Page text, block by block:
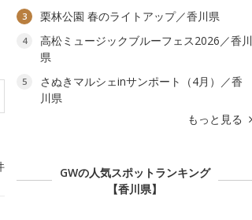
3 栗林公園 春のライトアップ／香川県
4
高松ミュージックブルーフェス2026／香川
県
5
さぬきマルシェinサンポート（4月）／香
川県
もっと見る
GWの人気スポットランキング
【香川県】